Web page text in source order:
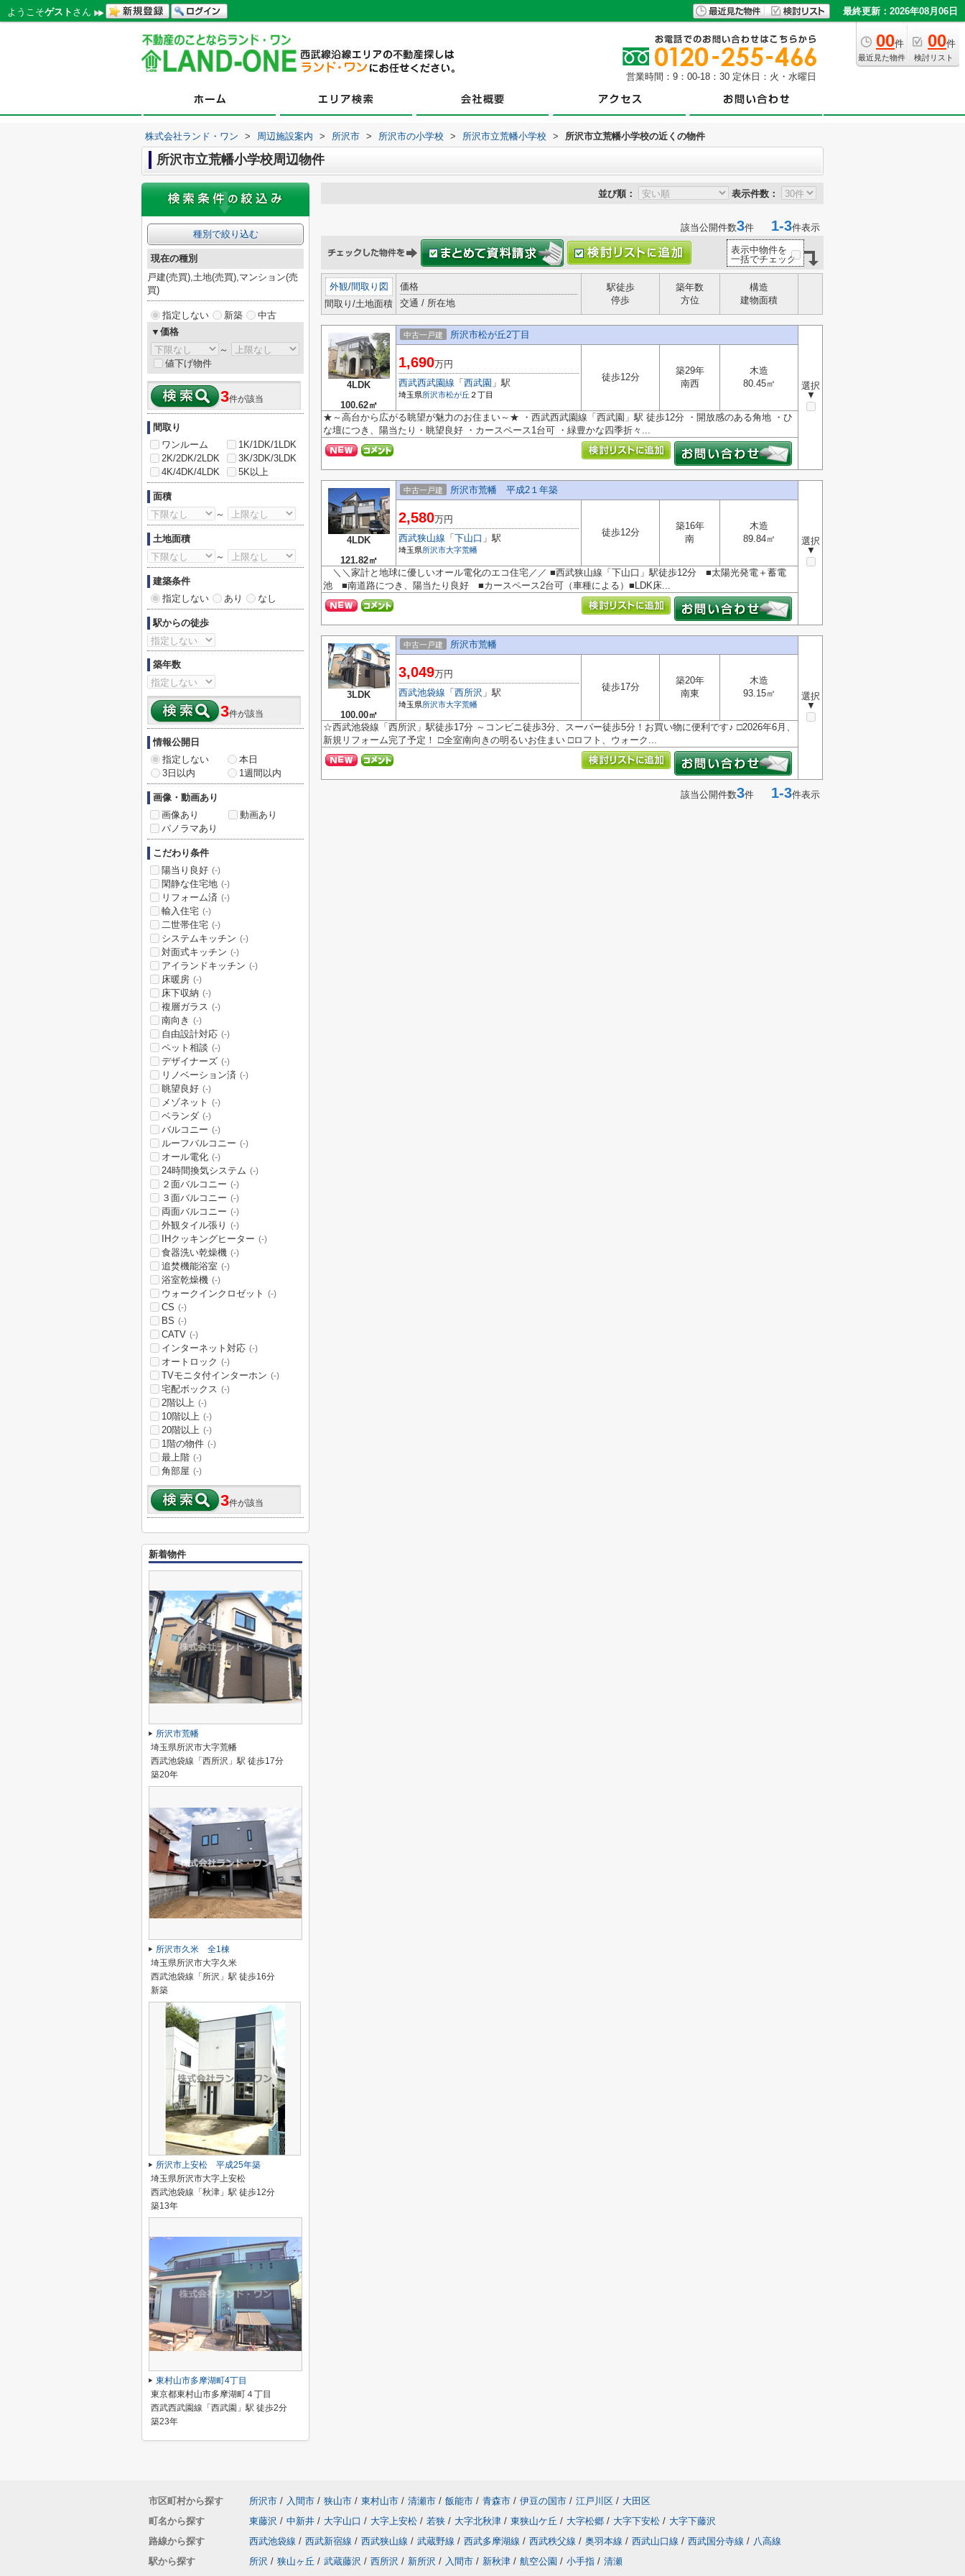
ようこそゲスト さん 最終更新：2026年08月06日
00件
最近見た物件
00件
検討リスト
営業時間：9：00-18：30 定休日：火・水曜日
株式会社ランド・ワン > 周辺施設案内 > 所沢市 > 所沢市の小学校 > 所沢市立荒幡小学校 > 所沢市立荒幡小学校の近くの物件
所沢市立荒幡小学校周辺物件
並び順： 表示件数：
該当公開件数3件 1-3件表示
表示中物件を
一括でチェック
外観/間取り図
間取り/土地面積
価格
交通 / 所在地
駅徒歩
停歩
築年数
方位
構造
建物面積
4LDK
100.62㎡
中古一戸建 所沢市松が丘2丁目
選択
▼
1,690万円
西武西武園線 「 西武園 」駅
埼玉県所沢市松が丘 ２丁目
徒歩12分
築29年
南西
木造
80.45㎡
★～高台から広がる眺望が魅力のお住まい～★ ・西武西武園線「西武園」駅 徒歩12分 ・開放感のある角地 ・ひ
な壇につき、陽当たり・眺望良好 ・カースペース1台可 ・緑豊かな四季折々...
4LDK
121.82㎡
中古一戸建 所沢市荒幡 平成2１年築
選択
▼
2,580万円
西武狭山線 「 下山口 」駅
埼玉県所沢市大字荒幡
徒歩12分
築16年
南
木造
89.84㎡
＼＼家計と地球に優しいオール電化のエコ住宅／／ ■西武狭山線「下山口」駅徒歩12分 ■太陽光発電＋蓄電
池 ■南道路につき、陽当たり良好 ■カースペース2台可（車種による）■LDK床...
3LDK
100.00㎡
中古一戸建 所沢市荒幡
選択
▼
3,049万円
西武池袋線 「 西所沢 」駅
埼玉県所沢市大字荒幡
徒歩17分
築20年
南東
木造
93.15㎡
☆西武池袋線「西所沢」駅徒歩17分 ～コンビニ徒歩3分、スーパー徒歩5分！お買い物に便利です♪ □2026年6月、
新規リフォーム完了予定！ □全室南向きの明るいお住まい □ロフト、ウォーク...
該当公開件数3件 1-3件表示
種別で絞り込む
現在の種別
戸建(売買),土地(売買),マンション(売
買)
指定しない 新築
中古
▼価格
～
値下げ物件
3件が該当
間取り
ワンルーム
1K/1DK/1LDK
2K/2DK/2LDK
3K/3DK/3LDK
4K/4DK/4LDK
5K以上
面積
～
土地面積
～
建築条件
指定しない
あり なし
駅からの徒歩
築年数
3件が該当
情報公開日
指定しない
本日
3日以内
1週間以内
画像・動画あり
画像あり
動画あり
パノラマあり
こだわり条件
陽当り良好 (-)
閑静な住宅地 (-)
リフォーム済 (-)
輸入住宅 (-)
二世帯住宅 (-)
システムキッチン (-)
対面式キッチン (-)
アイランドキッチン (-)
床暖房 (-)
床下収納 (-)
複層ガラス (-)
南向き (-)
自由設計対応 (-)
ペット相談 (-)
デザイナーズ (-)
リノベーション済 (-)
眺望良好 (-)
メゾネット (-)
ベランダ (-)
バルコニー (-)
ルーフバルコニー (-)
オール電化 (-)
24時間換気システム (-)
２面バルコニー (-)
３面バルコニー (-)
両面バルコニー (-)
外観タイル張り (-)
IHクッキングヒーター (-)
食器洗い乾燥機 (-)
追焚機能浴室 (-)
浴室乾燥機 (-)
ウォークインクロゼット (-)
CS (-)
BS (-)
CATV (-)
インターネット対応 (-)
オートロック (-)
TVモニタ付インターホン (-)
宅配ボックス (-)
2階以上 (-)
10階以上 (-)
20階以上 (-)
1階の物件 (-)
最上階 (-)
角部屋 (-)
3件が該当
新着物件
所沢市荒幡
埼玉県所沢市大字荒幡
西武池袋線「西所沢」駅 徒歩17分
築20年
所沢市久米 全1棟
埼玉県所沢市大字久米
西武池袋線「所沢」駅 徒歩16分
新築
所沢市上安松 平成25年築
埼玉県所沢市大字上安松
西武池袋線「秋津」駅 徒歩12分
築13年
東村山市多摩湖町4丁目
東京都東村山市多摩湖町４丁目
西武西武園線「西武園」駅 徒歩2分
築23年
市区町村から探す 所沢市 / 入間市 / 狭山市 / 東村山市 / 清瀬市 / 飯能市 / 青森市 / 伊豆の国市 / 江戸川区 / 大田区
町名から探す
東藤沢 / 中新井 / 大字山口 / 大字上安松 / 若狭 / 大字北秋津 / 東狭山ケ丘 / 大字松郷 / 大字下安松 / 大字下藤沢
路線から探す
西武池袋線 / 西武新宿線 / 西武狭山線 / 武蔵野線 / 西武多摩湖線 / 西武秩父線 / 奥羽本線 / 西武山口線 / 西武国分寺線 / 八高線
駅から探す
所沢 / 狭山ヶ丘 / 武蔵藤沢 / 西所沢 / 新所沢 / 入間市 / 新秋津 / 航空公園 / 小手指 / 清瀬